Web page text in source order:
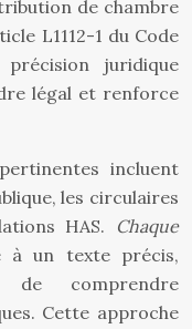
de chambre
L1112-1 du Code
juridique
légal et renforce
incluent
les circulaires
HAS. Chaque
à un texte précis,
de comprendre
Cette approche